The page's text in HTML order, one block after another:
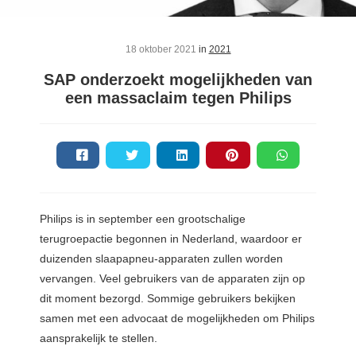
18 oktober 2021 in 2021
SAP onderzoekt mogelijkheden van
een massaclaim tegen Philips
Philips is in september een grootschalige
terugroepactie begonnen in Nederland, waardoor er
duizenden slaapapneu-apparaten zullen worden
vervangen. Veel gebruikers van de apparaten zijn op
dit moment bezorgd. Sommige gebruikers bekijken
samen met een advocaat de mogelijkheden om Philips
aansprakelijk te stellen.